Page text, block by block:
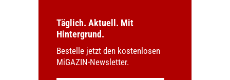
Täglich. Aktuell. Mit
Hintergrund.
Bestelle jetzt den kostenlosen
MiGAZIN-Newsletter.